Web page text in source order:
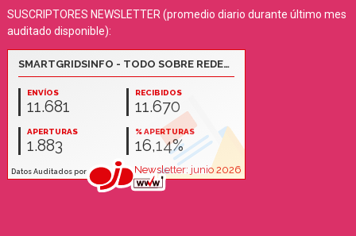
SUSCRIPTORES NEWSLETTER (promedio diario durante último mes
auditado disponible):